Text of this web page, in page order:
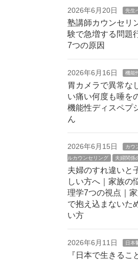
2026年6月20日 先生
塾講師カウンセリ
験で急増する問題
7つの原因
2026年6月16日 機能
胃カメラで異常な
い痛い何度も唾を
機能性ディスペプ
ん
2026年6月15日 カウ
ルカウンセリング
夫婦関係
夫婦のすれ違いと
しい方へ｜家族の
理学7つの視点｜
で抱え込まないた
い方
2026年6月11日 日本
『日本で生きるこ